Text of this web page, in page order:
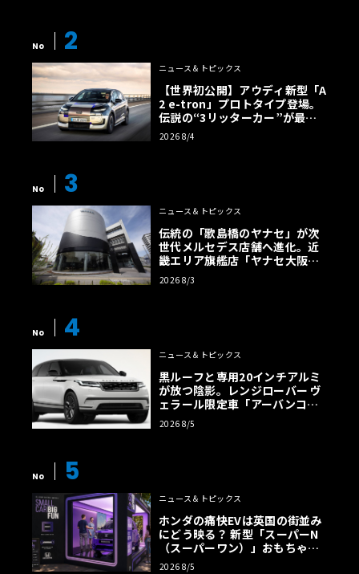
No 2
ニュース＆トピックス
【世界初公開】アウディ新型「A
2 e-tron」プロトタイプ登場。
伝説の“3リッターカー”が最高
効率エントリーBEVとして復活
【画像38枚】
2026 8/4
No 3
ニュース＆トピックス
伝統の「歌島橋のヤナセ」が次
世代メルセデス店舗へ進化。近
畿エリア旗艦店「ヤナセ大阪支
店」がリニューアル
2026 8/3
No 4
ニュース＆トピックス
黒ルーフと専用20インチアルミ
が放つ陰影。レンジローバー ヴ
ェラール限定車「アーバンコン
トラスト・エディション」登場
2026 8/5
No 5
ニュース＆トピックス
ホンダの痛快EVは英国の街並み
にどう映る？ 新型「スーパーN
（スーパーワン）」おもちゃ箱
ツアーの全貌
2026 8/5